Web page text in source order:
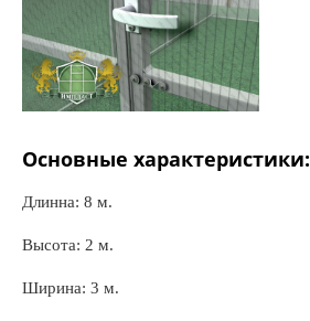
Основные характеристики:
Длинна: 8 м.
Высота: 2 м.
Ширина: 3 м.